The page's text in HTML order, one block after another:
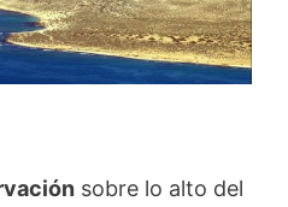
sobre lo alto del